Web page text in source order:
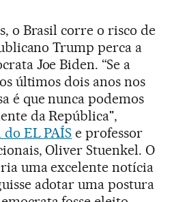
o Brasil corre o risco de
Trump perca a
Joe Biden. “Se a
últimos dois anos nos
é que nunca podemos
da República",
EL PAÍS e professor
Oliver Stuenkel. O
uma excelente notícia
adotar uma postura